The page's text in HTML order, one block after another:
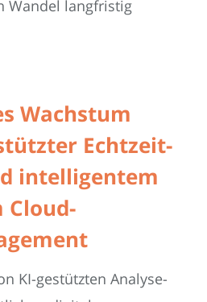
Wandel langfristig
Wachstum
Echtzeit-
intelligentem
KI-gestützten Analyse-